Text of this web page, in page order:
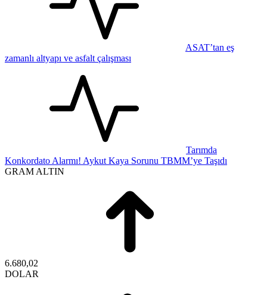
ASAT’tan eş
zamanlı altyapı ve asfalt çalışması
Tarımda
Konkordato Alarmı! Aykut Kaya Sorunu TBMM’ye Taşıdı
GRAM ALTIN
6.680,02
DOLAR